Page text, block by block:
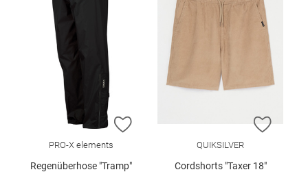
ZUR WUNSCHLISTE HINZUFÜGEN
PRO-X elements
Regenüberhose "Tramp"
ZUR
QUIKSILVER
Cordshorts "Taxer 18"